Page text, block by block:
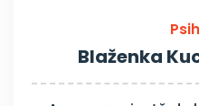
Blaženka